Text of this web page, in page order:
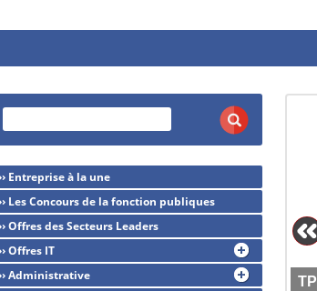
Entreprise à la une
Les Concours de la fonction publiques
Offres des Secteurs Leaders
Offres IT
Administrative